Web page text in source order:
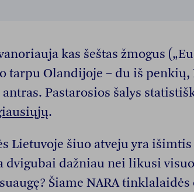
kas šeštas žmogus
tarpu Olandijoje – du iš penkių,
Pastarosios šalys
.
Lietuvoje šiuo atveju yra išimtis
dvigubai dažniau nei likusi
Šiame NARA tinklalaidės